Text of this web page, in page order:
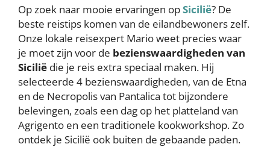
Op zoek naar mooie ervaringen opSicilië? De
beste reistips komen van de eilandbewoners zelf.
Onze lokale reisexpert Mario weet precies waar
je moet zijn voor de bezienswaardigheden van
Sicilië die je reis extra speciaal maken. Hij
selecteerde 4 bezienswaardigheden, van de Etna
en de Necropolis van Pantalica tot bijzondere
belevingen, zoals een dag op het platteland van
Agrigento en een traditionele kookworkshop. Zo
ontdek je Sicilië ook buiten de gebaande paden.